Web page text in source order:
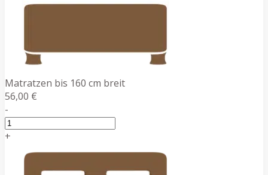
Matratzen bis 160 cm breit
56,00 €
-
+